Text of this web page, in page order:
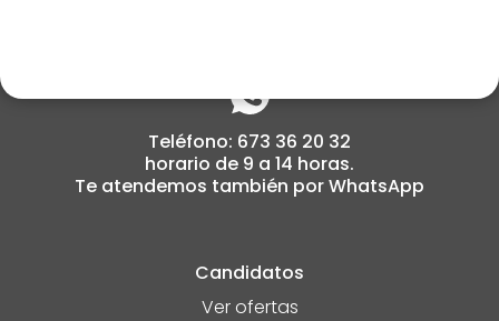
Teléfono: 673 36 20 32
horario de 9 a 14 horas.
Te atendemos también por WhatsApp
Candidatos
Ver ofertas